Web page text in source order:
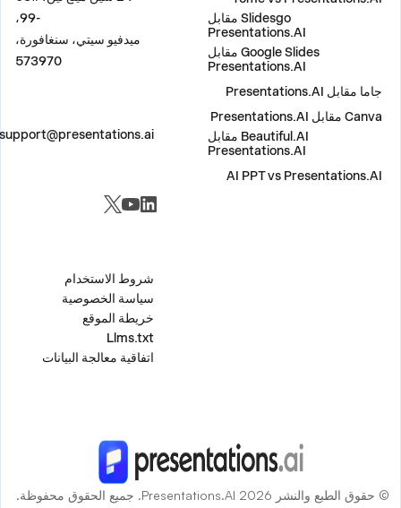
Slidesgo مقابل
Presentations.AI
Google Slides مقابل
Presentations.AI
جاما مقابل Presentations.AI
Canva مقابل Presentations.AI
Beautiful.AI مقابل
Presentations.AI
AI PPT vs Presentations.AI
-99،
ميدفيو سيتي، سنغافورة،
573970
support@presentations.ai
شروط الاستخدام
سياسة الخصوصية
خريطة الموقع
Llms.txt
اتفاقية معالجة البيانات
© حقوق الطبع والنشر 2026 Presentations.AI. جميع الحقوق محفوظة.